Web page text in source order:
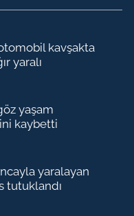
kavşakta
yaralı
yaşam
kaybetti
yaralayan
tutuklandı